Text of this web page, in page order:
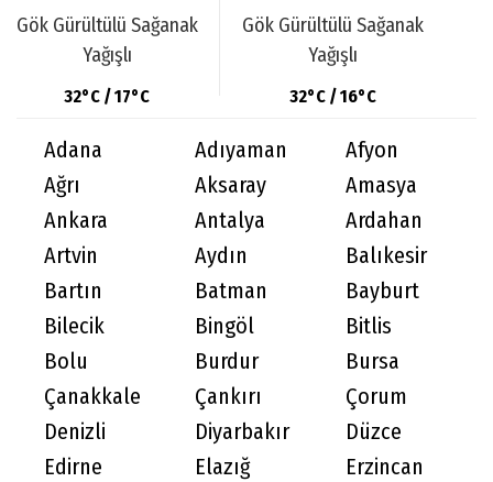
Gök Gürültülü Sağanak
Yağışlı
32°C / 17°C
Gök Gürültülü Sağanak
Yağışlı
32°C / 16°C
Adana Adıyaman
Afyon
Ağrı
Aksaray
Amasya
Ankara
Antalya
Ardahan
Artvin
Aydın
Balıkesir
Bartın
Batman
Bayburt
Bilecik
Bingöl
Bitlis
Bolu
Burdur
Bursa
Çanakkale
Çankırı
Çorum
Denizli
Diyarbakır
Düzce
Edirne
Elazığ
Erzincan